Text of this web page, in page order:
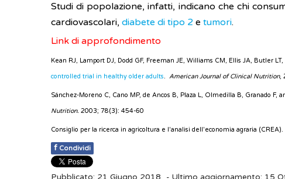
Studi di popolazione, infatti, indicano che chi
cardiovascolari, diabete di tipo 2 e tumori.
Link di approfondimento
Kean RJ, Lamport DJ, Dodd GF, Freeman JE, Williams CM, Ellis JA, Butler LT,
controlled trial in healthy older adults. American Journal of Clinical Nutrition,
Sánchez-Moreno C, Cano MP, de Ancos B, Plaza L, Olmedilla B, Granado F,
Nutrition. 2003; 78(3): 454-60
Consiglio per la ricerca in agricoltura e l'analisi dell'economia agraria (CREA).
f Condividi